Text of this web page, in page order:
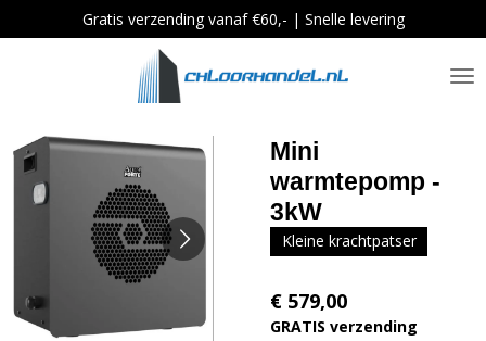
direct
Gratis verzending vanaf €60,- | Snelle levering
Mini
warmtepomp -
3kW
Kleine krachtpatser
€ 579,00
GRATIS verzending